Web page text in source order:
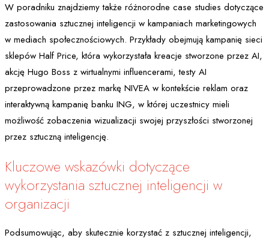
W poradniku znajdziemy także różnorodne case studies dotyczące
zastosowania sztucznej inteligencji w kampaniach marketingowych
w mediach społecznościowych. Przykłady obejmują kampanię sieci
sklepów Half Price, która wykorzystała kreacje stworzone przez AI,
akcję Hugo Boss z wirtualnymi influencerami, testy AI
przeprowadzone przez markę NIVEA w kontekście reklam oraz
interaktywną kampanię banku ING, w której uczestnicy mieli
możliwość zobaczenia wizualizacji swojej przyszłości stworzonej
przez sztuczną inteligencję.
Kluczowe wskazówki dotyczące
wykorzystania sztucznej inteligencji w
organizacji
Podsumowując, aby skutecznie korzystać z sztucznej inteligencji,